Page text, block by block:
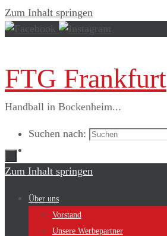
Zum Inhalt springen
FTG Frankfurt
Handball in Bockenheim...
Suchen nach:
Zum Inhalt springen
Über uns
Vorstand
Unsere Werbepartner